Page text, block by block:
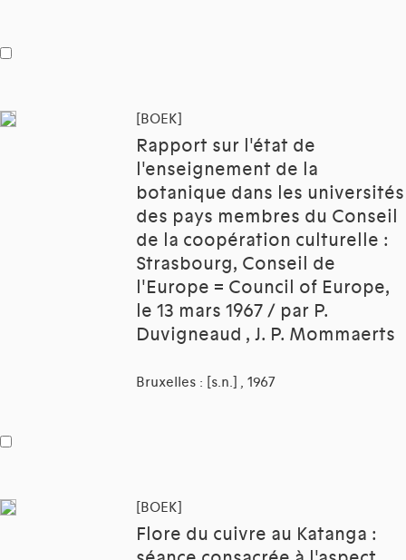
[BOEK]
Rapport sur l'état de
l'enseignement de la
botanique dans les universités
des pays membres du Conseil
de la coopération culturelle :
Strasbourg, Conseil de
l'Europe = Council of Europe,
le 13 mars 1967 / par P.
Duvigneaud , J. P. Mommaerts
Bruxelles : [s.n.] , 1967
[BOEK]
Flore du cuivre au Katanga :